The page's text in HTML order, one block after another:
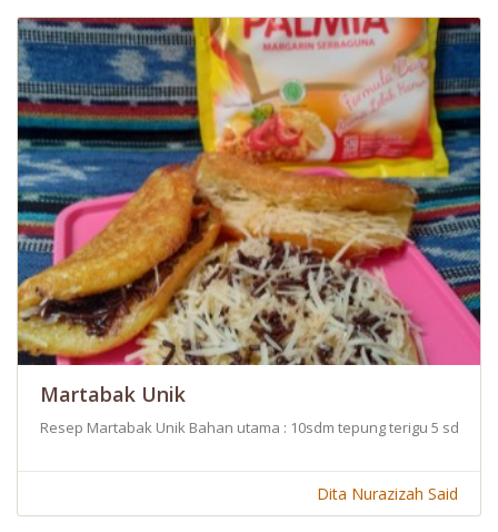
Martabak Unik
Resep Martabak Unik Bahan utama : 10sdm tepung terigu 5 sdm
Dita Nurazizah Said